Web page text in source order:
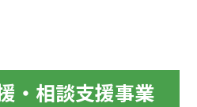
・相談支援事業